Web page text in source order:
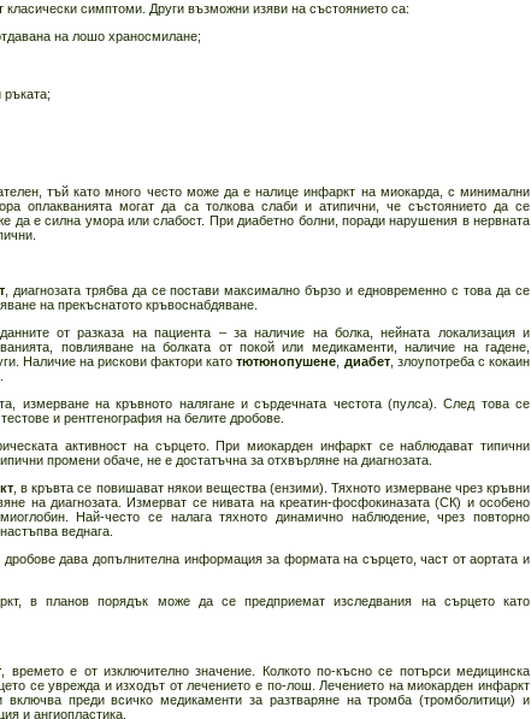
симптоми. Други възможни изяви на състоянието са:
на лошо храносмилане;
тъй като много често може да е налице инфаркт на миокарда, с минимални
оплакванията могат да са толкова слаби и атипични, че състоянието да се
да е силна умора или слабост. При диабетно болни, поради нарушения в нервната
, диагнозата трябва да се постави максимално бързо и едновременно с това да се
на прекъснатото кръвоснабдяване.
от разказа на пациента – за наличие на болка, нейната локализация и
повлияване на болката от покой или медикаменти, наличие на гадене,
Наличие на рискови фактори катотютюнопушене диабет, злоупотреба с кокаин
измерване на кръвното налягане и сърдечната честота (пулса). След това се
и рентгенография на белите дробове.
активност на сърцето. При миокарден инфаркт се наблюдават типични
промени обаче, не е достатъчна за отхвърляне на диагнозата.
, в кръвта се повишават някои вещества (ензими). Тяхното измерване чрез кръвни
на диагнозата. Измерват се нивата на креатин-фосфокиназата (СК) и особено
Най-често се налага тяхното динамично наблюдение, чрез повторно
веднага.
дробове дава допълнителна информация за формата на сърцето, част от аортата и
в планов порядък може да се предприемат изследвания на сърцето като
, времето е от изключително значение. Колкото по-късно се потърси медицинска
се уврежда и изходът от лечението е по-лош. Лечението на миокарден инфаркт
преди всичко медикаменти за разтваряне на тромба (тромболитици) и
и ангиопластика.